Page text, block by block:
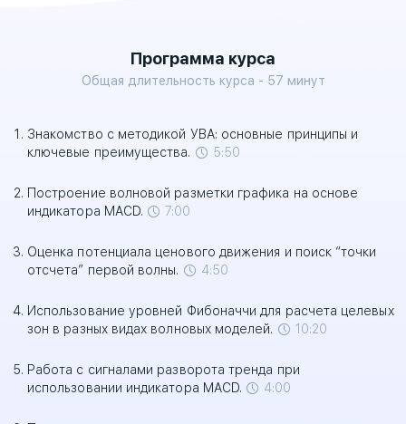
Программа курса
Общая длительность курса - 57 минут
Знакомство с методикой УВА: основные принципы и
ключевые преимущества.
5:50
Построение волновой разметки графика на основе
индикатора MACD.
7:00
Оценка потенциала ценового движения и поиск “точки
отсчета” первой волны.
4:50
Использование уровней Фибоначчи для расчета целевых
зон в разных видах волновых моделей.
10:20
Работа с сигналами разворота тренда при
использовании индикатора MACD.
4:00